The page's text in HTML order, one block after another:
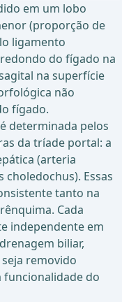
em um lobo
(proporção de
ligamento
do fígado na
na superfície
não
fígado.
determinada pelos
da tríade portal: a
(arteria
Essas
tanto na
Cada
independente em
biliar,
removido
do